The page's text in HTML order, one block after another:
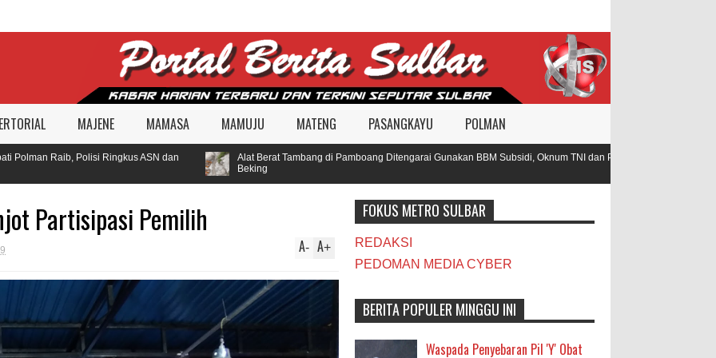
MAJENE MAMASA MAMUJU MATENG PASANGKAYU POLMAN
Raib, Polisi Ringkus ASN dan
Alat Berat Tambang di Pamboang Ditengarai Gunakan BBM Subsidi, Oknum TNI dan Polisi Diduga Jadi
Beking
Partisipasi Pemilih
A+
A-
FOKUS METRO SULBAR
REDAKSI
PEDOMAN MEDIA CYBER
BERITA POPULER MINGGU INI
Waspada Penyebaran Pil 'Y' Obat